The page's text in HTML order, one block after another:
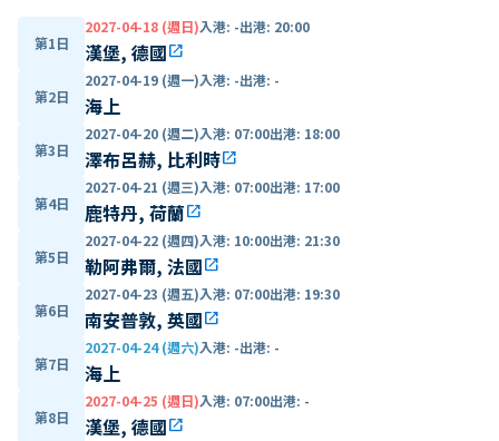
第1日
2027-04-18 (週日)入港: -出港: 20:00
漢堡, 德國open_in_new
第2日
2027-04-19 (週一)入港: -出港: -
海上
第3日
2027-04-20 (週二)入港: 07:00出港: 18:00
澤布呂赫, 比利時open_in_new
第4日
2027-04-21 (週三)入港: 07:00出港: 17:00
鹿特丹, 荷蘭open_in_new
第5日
2027-04-22 (週四)入港: 10:00出港: 21:30
勒阿弗爾, 法國open_in_new
第6日
2027-04-23 (週五)入港: 07:00出港: 19:30
南安普敦, 英國open_in_new
第7日
2027-04-24 (週六)入港: -出港: -
海上
第8日
2027-04-25 (週日)入港: 07:00出港: -
漢堡, 德國open_in_new